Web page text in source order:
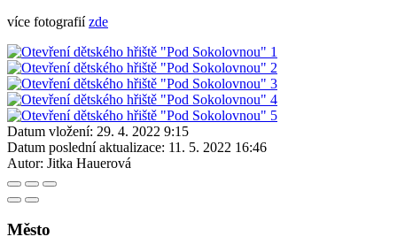
více fotografiízde
Datum vložení: 29. 4. 2022 9:15
Datum poslední aktualizace: 11. 5. 2022 16:46
Autor: Jitka Hauerová
Město